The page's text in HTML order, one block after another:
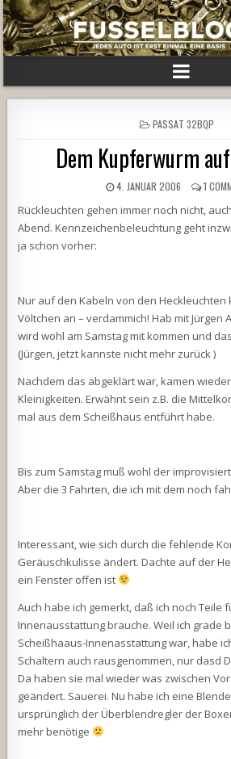
POSTED
IN
PASSAT 32BQP
Dem Kupferwurm
4. JANUAR 2006 1
Rückleuchten gehen immer noch nicht,
Abend. Kennzeichenbeleuchtung geht
ja schon vorher:
Nur auf den Kabeln von den Heckleuchten
Völtchen an – verdammich! Hab mit Jürgen
wird wohl am Samstag mit kommen und
(Jürgen, jetzt kannste nicht mehr zurück)
Nachdem das abgeklärt war, kamen
Kleinigkeiten. Erwähnt sein z.B. die
mal aus dem Scheißhaus entführt habe.
Bis zum Samstag muß wohl der
Aber die 3 Fahrten, die ich mit dem noch
Interessant, wie sich durch die fehlende
Geräuschkulisse ändert. Dachte auf der
ein Fenster offen ist
Auch habe ich gemerkt, daß ich noch Teile
Innenausstattung brauche. Weil ich grade
Scheißhaaus-Innenasstattung war, habe
Schaltern auch rausgenommen, nur dasd
Da haben sie mal wieder was zwischen
geändert. Sauerei. Nu habe ich eine
ursprünglich der Überblendregler der
mehr benötige